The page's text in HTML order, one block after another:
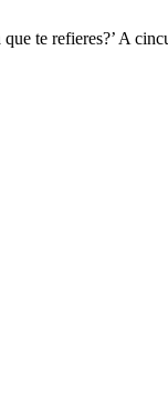
te refieres?’ A